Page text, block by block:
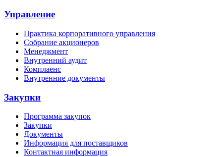
Управление
Практика корпоративного управления
Собрание акционеров
Менеджмент
Внутренний аудит
Комплаенс
Внутренние документы
Закупки
Программа закупок
Закупки
Документы
Информация для поставщиков
Контактная информация